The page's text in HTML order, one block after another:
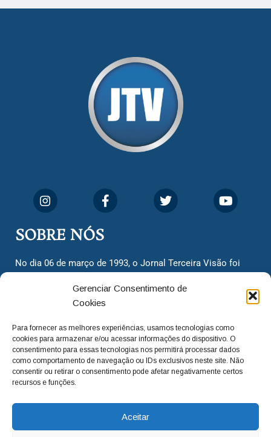
Gerenciar Consentimento de
Cookies
Para fornecer as melhores experiências, usamos tecnologias como
cookies para armazenar e/ou acessar informações do dispositivo. O
consentimento para essas tecnologias nos permitirá processar dados
como comportamento de navegação ou IDs exclusivos neste site. Não
consentir ou retirar o consentimento pode afetar negativamente certos
recursos e funções.
Aceitar
SOBRE NÓS
No dia 06 de março de 1993, o Jornal Terceira Visão foi
cidadãos valinhenses, já que naquela época só existiam
dois jornais. Há mais de 30 anos, o jornal continua
com o foco de trazer as melhores notícias. Nunca
deixamos de lado as necessidades do cidadão, sempre
questionando os órgãos públicos em busca de melhorias
para a cidade e sempre cobrando resoluções para casos
adm@jtv.com.br (19) 3929-6225